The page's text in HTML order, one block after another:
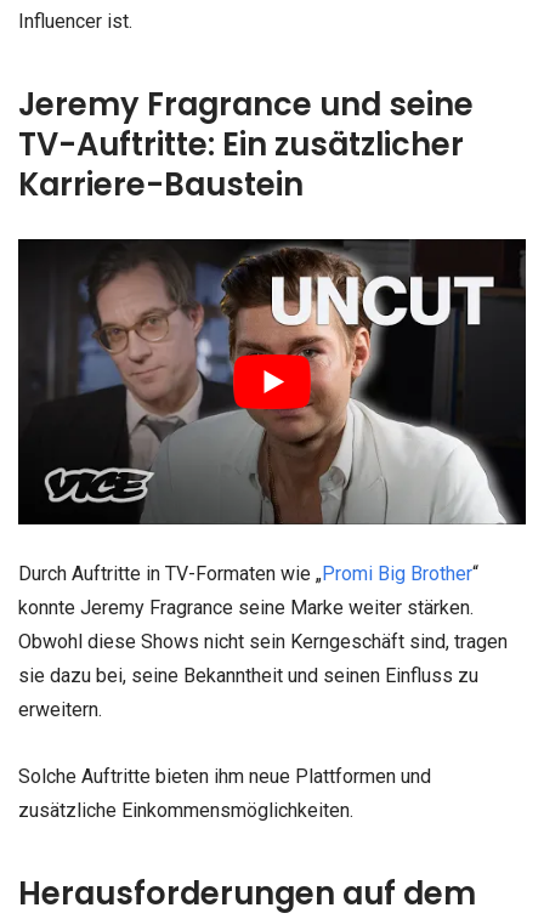
Influencer ist.
Jeremy Fragrance und seine
TV-Auftritte: Ein zusätzlicher
Karriere-Baustein
Durch Auftritte in TV-Formaten wie „Promi Big Brother“
konnte Jeremy Fragrance seine Marke weiter stärken.
Obwohl diese Shows nicht sein Kerngeschäft sind, tragen
sie dazu bei, seine Bekanntheit und seinen Einfluss zu
erweitern.
Solche Auftritte bieten ihm neue Plattformen und
zusätzliche Einkommensmöglichkeiten.
Herausforderungen auf dem